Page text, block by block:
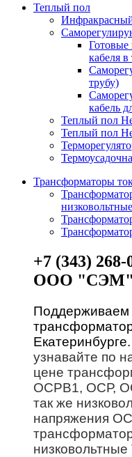
Теплый пол
Готовые
кабеля в
трубу)
кабель
Теплый пол
Теплый пол
Трансформаторы
+7 (343)
ООО "СЭМ"
Поддерживаем
узнавайте по
цене
ОСРВ1, ОСР,
так же
напряжения